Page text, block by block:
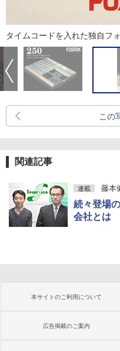
タイムコードを入れた独自フ
この
関連記事
連載 藤本
続々登場
会社とは
本サイトのご利用について
広告掲載のご案内